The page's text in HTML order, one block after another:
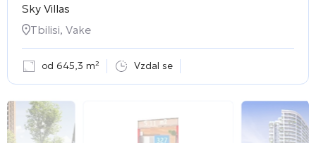
Sky Villas
Tbilisi, Vake
od 645,3 m² Vzdal se